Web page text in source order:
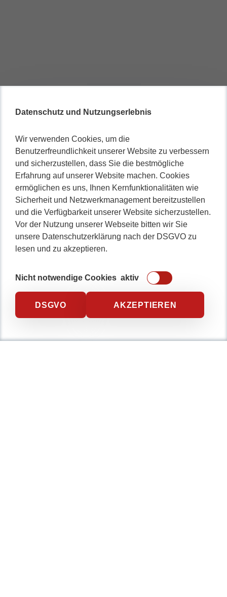
Datenschutz und Nutzungserlebnis
Wir verwenden Cookies, um die
Benutzerfreundlichkeit unserer Website zu verbessern
und sicherzustellen, dass Sie die bestmögliche
Erfahrung auf unserer Website machen. Cookies
ermöglichen es uns, Ihnen Kernfunktionalitäten wie
Sicherheit und Netzwerkmanagement bereitzustellen
und die Verfügbarkeit unserer Website sicherzustellen.
Vor der Nutzung unserer Webseite bitten wir Sie
unsere Datenschutzerklärung nach der DSGVO zu
lesen und zu akzeptieren.
Nicht notwendige Cookies aktiv
DSGVO AKZEPTIEREN